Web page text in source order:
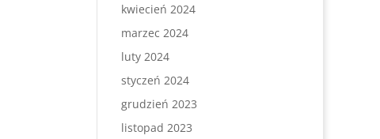
kwiecień 2024
marzec 2024
luty 2024
styczeń 2024
grudzień 2023
listopad 2023